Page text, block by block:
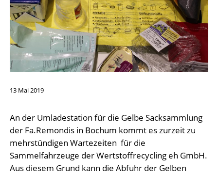
13 Mai2019
An der Umladestation für die Gelbe Sacksammlung
der Fa.Remondis in Bochum kommt es zurzeit zu
mehrstündigen Wartezeiten für die
Sammelfahrzeuge der Wertstoffrecycling eh GmbH.
Aus diesem Grund kann die Abfuhr der Gelben